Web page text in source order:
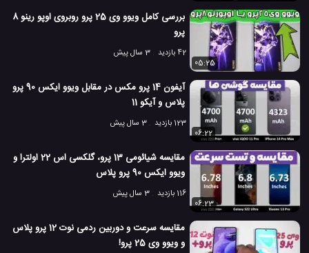
بررسی کامل ویوو وی 25 پرو روبروی اوپو رینو 8
پرو
42 بازدید
3 سال پیش
05:25
آیفون 14 پرو مکس در مقابل ویوو ایکس 90 پرو
پلاس و آیکو 11
123 بازدید
3 سال پیش
06:22
مقایسه شیائومی 13 پرو، گلکسی اس 22 اولترا و
ویوو ایکس 90 پرو پلاس
116 بازدید
3 سال پیش
06:23
مقایسه سرعت و دوربین ردمی نوت 12 پرو پلاس
و ویوو وی 25 پرو!